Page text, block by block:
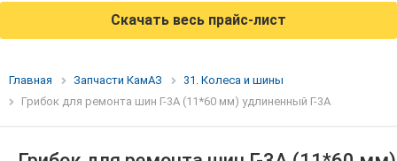
Скачать весь прайс-лист
Главная Запчасти КамАЗ
31. Колеса и шины
Грибок для ремонта шин Г-3А (11*60 мм) удлиненный Г-3А